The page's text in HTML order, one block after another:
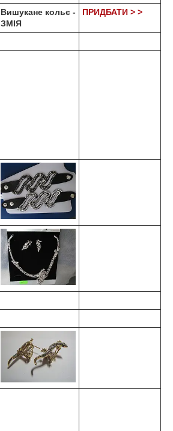
Вишукане кольє -
ЗМІЯ
ПРИДБАТИ > >